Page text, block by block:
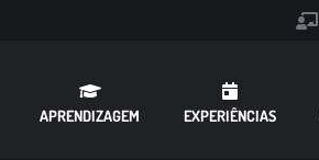
APRENDIZAGEM EXPERIÊNCIAS